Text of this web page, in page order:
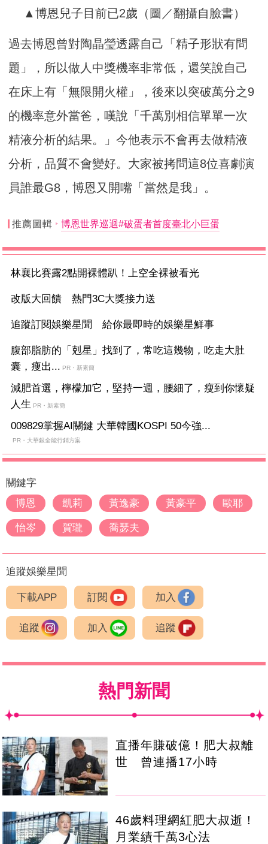
▲博恩兒子目前已2歲（圖／翻攝自臉書）
過去博恩曾對陶晶瑩透露自己「精子形狀有問
題」，所以做人中獎機率非常低，還笑說自己
在床上有「無限開火權」，後來以突破萬分之9
的機率意外當爸，嘆說「千萬別相信單單一次
精液分析的結果。」今他表示不會再去做精液
分析，品質不會變好。大家被拷問這8位喜劇演
員誰最G8，博恩又開嘴「當然是我」。
推薦圖輯 博恩世界巡迴#破蛋者首度臺北小巨蛋
林襄比賽露2點開裸體趴！上空全裸被看光
改版大回饋 熱門3C大獎接力送
追蹤訂閱娛樂星聞 給你最即時的娛樂星鮮事
腹部脂肪的「剋星」找到了，常吃這幾物，吃走大肚
囊，瘦出... PR・新素簡
減肥首選，檸檬加它，堅持一週，腰細了，瘦到你懷疑
人生 PR・新素簡
009829掌握AI關鍵 大華韓國KOSPI 50今強...
PR・大華銀全能行銷方案
關鍵字
博恩
凱莉 黃逸豪 黃豪平 歐耶
怡岑 賀瓏 喬瑟夫
追蹤娛樂星聞
下載APP 訂閱 加入
追蹤 加入 追蹤
熱門新聞
直播年賺破億！肥大叔離
世 曾連播17小時
46歲料理網紅肥大叔逝！
月業績千萬3心法